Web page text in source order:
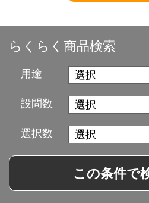
らくらく商品検索
用途
設問数
選択数
この条件で